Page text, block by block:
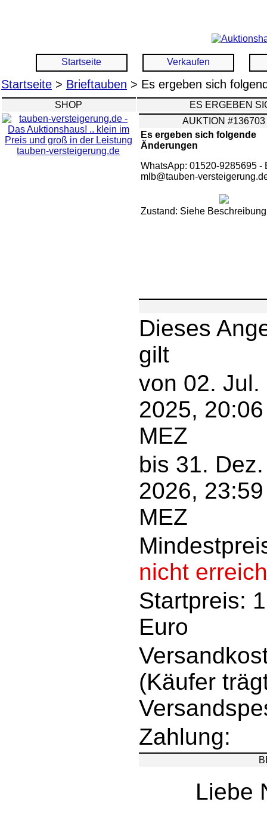
Startseite Verkaufen
Startseite > Brieftauben > Es ergeben sich
SHOP
tauben-versteigerung.de
ES ERGEBEN
AUKTION #136703
Es ergeben sich folgende
Änderungen
WhatsApp: 01520-9285695 -
mlb@tauben-
Zustand: Siehe Beschreibung
Dieses
gilt
von 02. Jul.
2025, 20:06
MEZ
bis 31. Dez.
2026, 23:59
MEZ
nicht
Startpreis:
Euro
(Käufer
Zahlung:
Liebe